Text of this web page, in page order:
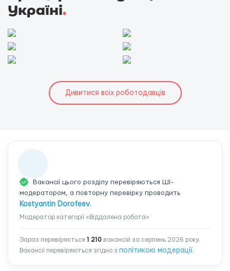
Україні.
Дивитися всіх роботодавців
Вакансії цього розділу перевіряються ШІ-
модератором, а повторну перевірку проводить
Kostyantin Dorofeev.
Модератор категорії «Віддалена робота»
Зараз перевіряється 1 210 вакансій за серпень 2026 року.
Вакансії перевіряються згідно з політикою модерації.